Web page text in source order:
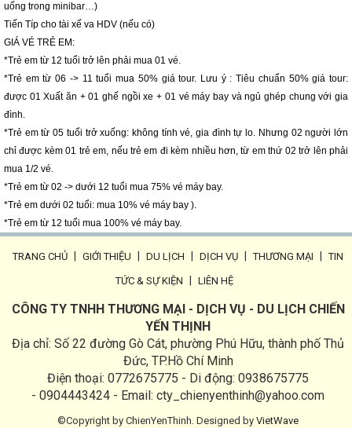
uống trong minibar…)
Tiến Típ cho tài xế va HDV (nếu có)
GIÁ VÉ TRẺ EM:
*Trẻ em từ 12 tuổi trở lên phải mua 01 vé.
*Trẻ em từ 06 -> 11 tuổi mua 50% giá tour. Lưu ý : Tiêu chuẩn 50% giá tour:
được 01 Xuất ăn + 01 ghế ngồi xe + 01 vé máy bay và ngủ ghép chung với gia
đình.
*Trẻ em từ 05 tuổi trở xuống: không tính vé, gia đình tự lo. Nhưng 02 người lớn
chỉ được kèm 01 trẻ em, nếu trẻ em đi kèm nhiều hơn, từ em thứ 02 trở lên phải
mua 1/2 vé.
*Trẻ em từ 02 -> dưới 12 tuổi mua 75% vé máy bay.
*Trẻ em dưới 02 tuổi: mua 10% vé máy bay ).
*Trẻ em từ 12 tuổi mua 100% vé máy bay.
TRANG CHỦ GIỚI THIỆU DU LỊCH DỊCH VỤ THƯƠNG MẠI TIN
TỨC & SỰ KIỆN LIÊN HỆ
CÔNG TY TNHH THƯƠNG MẠI - DỊCH VỤ - DU LỊCH CHIẾN
YẾN THỊNH
Địa chỉ: Số 22 đường Gò Cát, phường Phú Hữu, thành phố Thủ
Đức, TP.Hồ Chí Minh
Điện thoại: 0772675775 - Di động: 0938675775
- 0904443424 - Email: cty_chienyenthinh@yahoo.com
©Copyright by ChienYenThinh. Designed by VietWave